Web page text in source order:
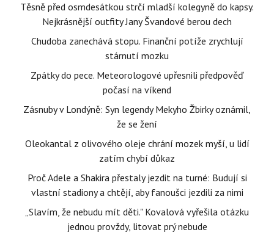
Těsně před osmdesátkou strčí mladší kolegyně do kapsy.
Nejkrásnější outfity Jany Švandové berou dech
Chudoba zanechává stopu. Finanční potíže zrychlují
stárnutí mozku
Zpátky do pece. Meteorologové upřesnili předpověď
počasí na víkend
Zásnuby v Londýně: Syn legendy Mekyho Žbirky oznámil,
že se žení
Oleokantal z olivového oleje chrání mozek myší, u lidí
zatím chybí důkaz
Proč Adele a Shakira přestaly jezdit na turné: Budují si
vlastní stadiony a chtějí, aby fanoušci jezdili za nimi
„Slavím, že nebudu mít děti." Kovalová vyřešila otázku
jednou provždy, litovat prý nebude